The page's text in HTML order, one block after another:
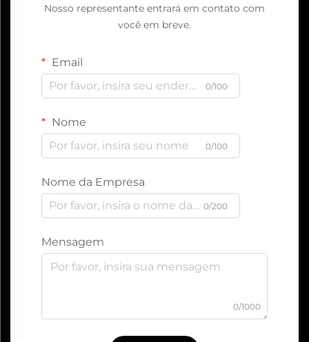
Nosso representante entrará em contato com
você em breve.
Email
0/100
Nome
0/100
Nome da Empresa
0/200
Mensagem
0/1000